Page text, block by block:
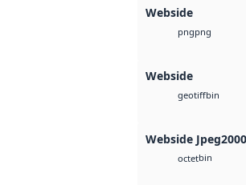
Webside
pngpng
Webside
geotiffbin
Webside Jpeg2000
octetbin